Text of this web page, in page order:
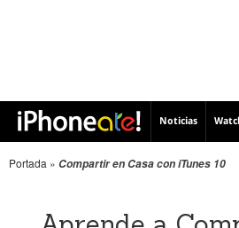
Noticias
Portada » Compartir en Casa con iTunes 10